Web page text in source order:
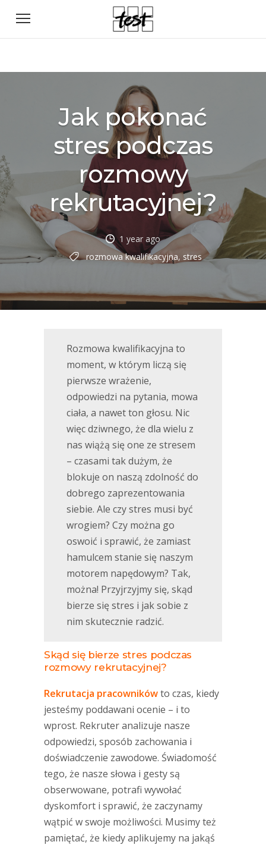
Jak pokonać
stres podczas
rozmowy
rekrutacyjnej?
1 year ago
rozmowa kwalifikacyjna, stres
Rozmowa kwalifikacyjna to
moment, w którym liczą się
pierwsze wrażenie,
odpowiedzi na pytania, mowa
ciała, a nawet ton głosu. Nic
więc dziwnego, że dla wielu z
nas wiążą się one ze stresem
– czasami tak dużym, że
blokuje on naszą zdolność do
dobrego zaprezentowania
siebie. Ale czy stres musi być
wrogiem? Czy można go
oswoić i sprawić, że zamiast
hamulcem stanie się naszym
motorem napędowym? Tak,
można! Przyjrzyjmy się, skąd
bierze się stres i jak sobie z
nim skutecznie radzić.
Skąd się bierze stres podczas
rozmowy rekrutacyjnej?
Rekrutacja pracownikówto czas, kiedy
jesteśmy poddawani ocenie – i to
wprost. Rekruter analizuje nasze
odpowiedzi, sposób zachowania i
doświadczenie zawodowe. Świadomość
tego, że nasze słowa i gesty są
obserwowane, potrafi wywołać
dyskomfort i sprawić, że zaczynamy
wątpić w swoje możliwości. Musimy też
pamiętać, że kiedy aplikujemy na jakąś